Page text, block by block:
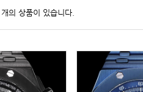
개의 상품이 있습니다.